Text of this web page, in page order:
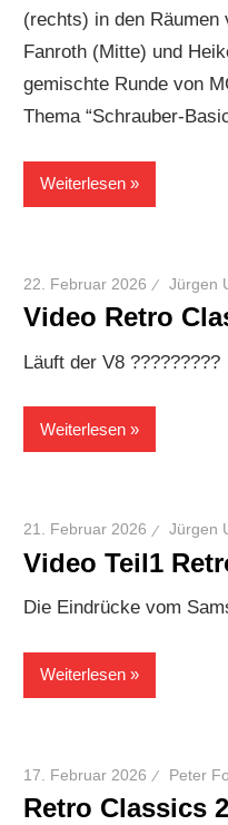
(rechts) in den
Fanroth (Mitte) und
gemischte Runde von
Thema “Schrauber-
Weiterlesen
22. Februar 2026 Jürgen
Video Retro
Läuft der V8 ?????????
Weiterlesen
21. Februar 2026 Jürgen
Video Teil1
Die Eindrücke vom
Weiterlesen
17. Februar 2026 Peter
Retro Classics